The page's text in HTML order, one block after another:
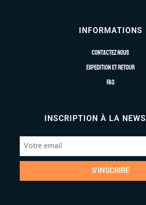
INFORMATIONS
Contactez nous
Expedition et retour
FAQ
INSCRIPTION À LA
S'INSCRIRE